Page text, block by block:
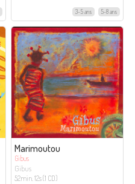
3-5 ans 5-8 ans
Marimoutou
Gibus
Gibus
52min. 12s (1 CD)